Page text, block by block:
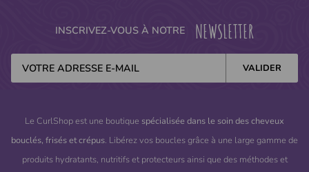
INSCRIVEZ-VOUS À NOTRE NEWSLETTER
Le CurlShop est une boutique spécialisée dans le soin des cheveux
bouclés, frisés et crépus. Libérez vos boucles grâce à une large gamme de
produits hydratants, nutritifs et protecteurs ainsi que des méthodes et